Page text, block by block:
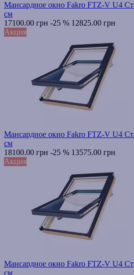
Мансардное окно Fakro FTZ-V U4
см
17100.00 грн -25 % 12825.00 грн
Акция
Мансардное окно Fakro FTZ-V U4
см
18100.00 грн -25 % 13575.00 грн
Акция
Мансардное окно Fakro FTZ-V U4
см